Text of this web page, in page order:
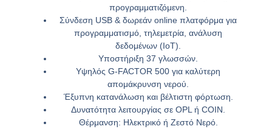
προγραμματιζόμενη.
Σύνδεση USB & δωρεάν online πλατφόρμα για
προγραμματισμό, τηλεμετρία, ανάλυση
δεδομένων (IoT).
Υποστήριξη 37 γλωσσών.
Υψηλός G-FACTOR 500 για καλύτερη
απομάκρυνση νερού.
Έξυπνη κατανάλωση και βέλτιστη φόρτωση.
Δυνατότητα λειτουργίας σε OPL ή COIN.
Θέρμανση: Ηλεκτρικό ή Ζεστό Νερό.